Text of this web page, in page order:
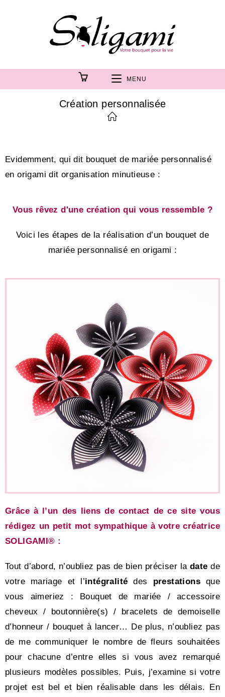
MENU
Création personnalisée
Evidemment, qui dit bouquet de mariée personnalisé
en origami dit organisation minutieuse :
Vous rêvez d'une création qui vous ressemble ?
Voici les étapes de la réalisation d’un bouquet de
mariée personnalisé en origami :
Grâce à l’un des liens de contact de ce site vous
rédigez un petit mot sympathique à votre créatrice
SOLIGAMI® :
Tout d’abord, n’oubliez pas de bien préciser ladatede
votre mariage et l’intégralité des prestations que
vous aimeriez : Bouquet de mariée / accessoire
cheveux / boutonnière(s) / bracelets de demoiselle
d’honneur / bouquet à lancer… De plus, n’oubliez pas
de me communiquer le nombre de fleurs souhaitées
pour chacune d’entre elles si vous avez remarqué
plusieurs modèles possibles. Puis, j’examine si votre
projet est bel et bien réalisable dans les délais. En